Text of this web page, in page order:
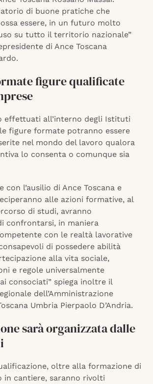
di buone pratiche che
essere, in un futuro molto
su tutto il territorio nazionale”
di Ance Toscana
figure qualificate
effettuati all’interno degli Istituti
figure formate potranno essere
nel mondo del lavoro qualora
lo consenta o comunque sia
con l’ausilio di Ance Toscana e
alle azioni formative, al
di studi, avranno
confrontarsi, in maniera
con le realtà lavorative
di possedere abilità
alla vita sociale,
e regole universalmente
consociati” spiega inoltre il
dell’Amministrazione
Umbria Pierpaolo D’Andria.
sarà organizzata dalle
oltre alla formazione di
in cantiere, saranno rivolti